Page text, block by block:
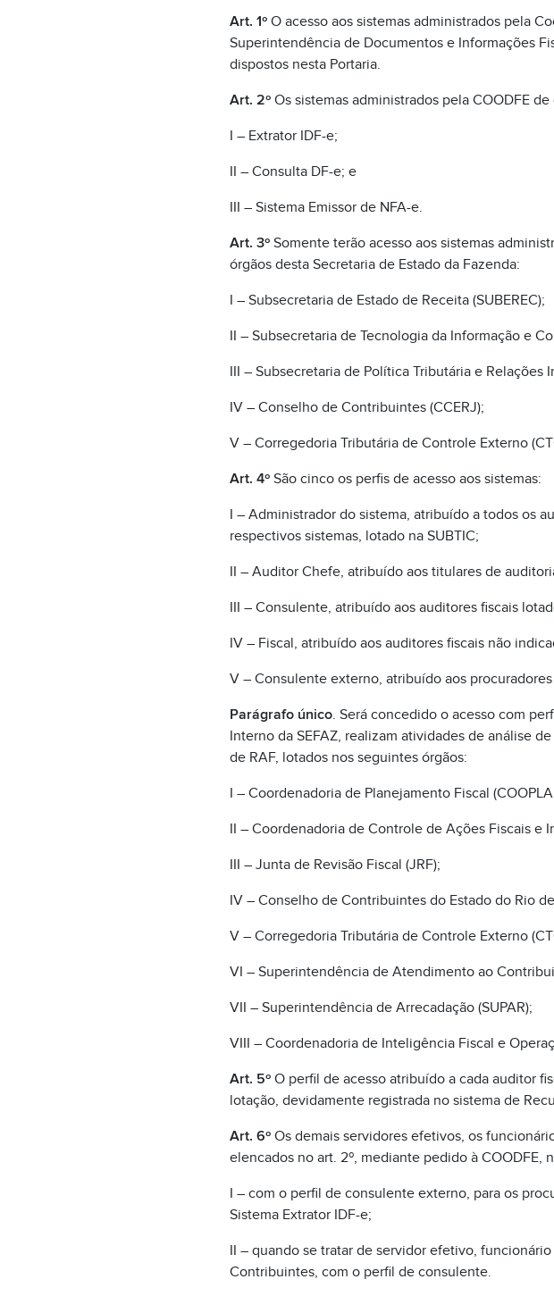
Art. 1º O acesso aos sistemas administrados pela
Superintendência de Documentos e Informações
dispostos nesta Portaria.
Art. 2ºOs sistemas administrados pela COODFE de
I – Extrator IDF-e;
II – Consulta DF-e; e
III – Sistema Emissor de NFA-e.
Art. 3ºSomente terão acesso aos sistemas
órgãos desta Secretaria de Estado da Fazenda:
I – Subsecretaria de Estado de Receita (SUBEREC);
II – Subsecretaria de Tecnologia da Informação e
III – Subsecretaria de Política Tributária e Relações
IV – Conselho de Contribuintes (CCERJ);
V – Corregedoria Tributária de Controle Externo
Art. 4ºSão cinco os perfis de acesso aos sistemas:
I – Administrador do sistema, atribuído a todos os
respectivos sistemas, lotado na SUBTIC;
II – Auditor Chefe, atribuído aos titulares de
III – Consulente, atribuído aos auditores fiscais
IV – Fiscal, atribuído aos auditores fiscais não
V – Consulente externo, atribuído aos procuradores
Parágrafo único. Será concedido o acesso com
Interno da SEFAZ, realizam atividades de análise
de RAF, lotados nos seguintes órgãos:
I – Coordenadoria de Planejamento Fiscal
II – Coordenadoria de Controle de Ações Fiscais e
III – Junta de Revisão Fiscal (JRF);
IV – Conselho de Contribuintes do Estado do Rio
V – Corregedoria Tributária de Controle Externo
VI – Superintendência de Atendimento ao
VII – Superintendência de Arrecadação (SUPAR);
VIII – Coordenadoria de Inteligência Fiscal e
Art. 5ºO perfil de acesso atribuído a cada auditor
lotação, devidamente registrada no sistema de
Art. 6ºOs demais servidores efetivos, os
elencados no art. 2º, mediante pedido à COODFE,
I – com o perfil de consulente externo, para os
Sistema Extrator IDF-e;
II – quando se tratar de servidor efetivo,
Contribuintes, com o perfil de consulente.